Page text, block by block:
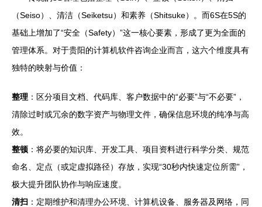
（Seiso）、清洁（Seiketsu）和素养（Shitsuke）。而6S在5S的
基础上增加了“安全（Safety）”这一核心要素，形成了更为全面的
管理体系。对于贵阳的计算机软件咨询企业而言，这六个维度具有
独特的映射与价值：
整理 ：区分项目文档、代码库、客户数据中的“必要”与“不必要”，
清除过时或冗余的数字资产与物理文件，确保信息环境的纯净与高
效。
整顿 ：将必要的知识库、开发工具、项目资料进行科学分类、规范
命名、定点（或定虚拟路径）存放，实现“30秒内快速定位所需”，
极大提升团队协作与响应速度。
清扫 ：定期维护和清理办公环境、计算机设备、服务器及网络，同